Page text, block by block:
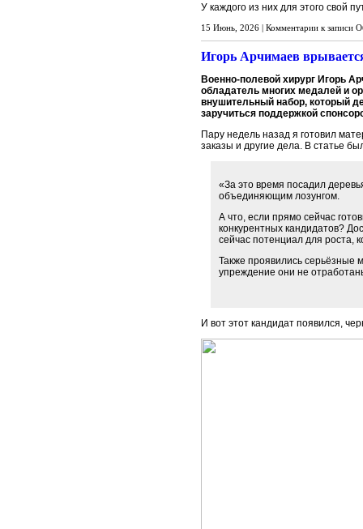
У каждого из них для этого свой
15 Июнь, 2026 | Комментарии к записи
Игорь Арчимаев
Военно-полевой хирург Игорь
обладатель многих медалей и
внушительный набор, который
заручиться поддержкой
Пару недель назад я готовил
заказы и другие дела. В статье
«За это время посадил
объединяющим лозунгом.
А что, если прямо сейчас
конкурентных кандидатов?
сейчас потенциал для роста,
Также проявились серьёзные
упреждение они не
И вот этот кандидат появился,